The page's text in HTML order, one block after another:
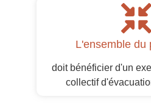
L'ensemble du
doit bénéficier d'un
collectif